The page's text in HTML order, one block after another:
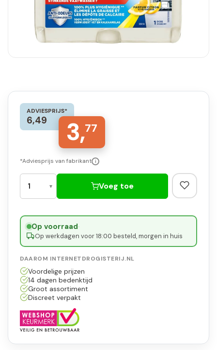
ADVIESPRIJS*
6,49 3,77
*Adviesprijs van fabrikant i
Voeg toe
Op voorraad·
Op werkdagen voor 18:00 besteld, morgen in huis
DAAROM INTERNETDROGISTERIJ.NL
Voordelige prijzen
14 dagen bedenktijd
Groot assortiment
Discreet verpakt